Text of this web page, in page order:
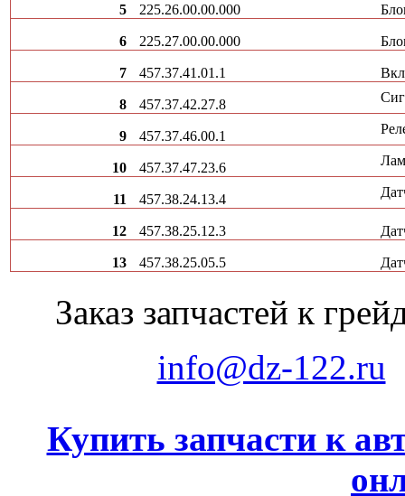
5 225.26.00.00.000
6 225.27.00.00.000
7 457.37.41.01.1
8 457.37.42.27.8
9 457.37.46.00.1
10 457.37.47.23.6
11 457.38.24.13.4
12 457.38.25.12.3
13 457.38.25.05.5
Заказ запчастей к
info@dz-122.ru
Купить запчасти к